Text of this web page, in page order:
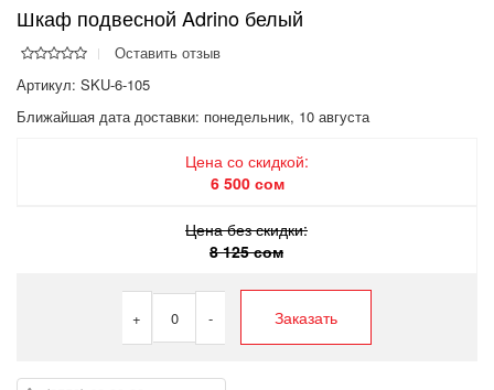
Шкаф подвесной Adrino белый
Оставить отзыв
Артикул: SKU-6-105
Ближайшая дата доставки: понедельник, 10 августа
Цена со скидкой:
6 500 сом
Цена без скидки:
8 125 сом
+ 0 - Заказать